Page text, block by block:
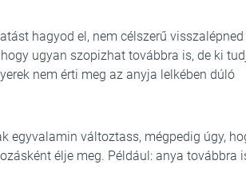
hagyod el, nem célszerű visszalépned
ugyan szopizhat továbbra is, de ki
nem érti meg az anyja lelkében dúló
egyvalamin változtass, mégpedig úgy,
élje meg. Például: anya továbbra